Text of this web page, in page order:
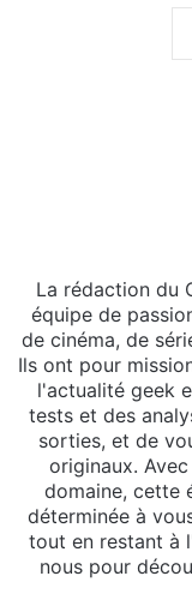
La rédaction du
équipe de
de cinéma, de
Ils ont pour
l'actualité geek
tests et des
sorties, et de
originaux.
domaine, cette
déterminée à
tout en restant à
nous pour